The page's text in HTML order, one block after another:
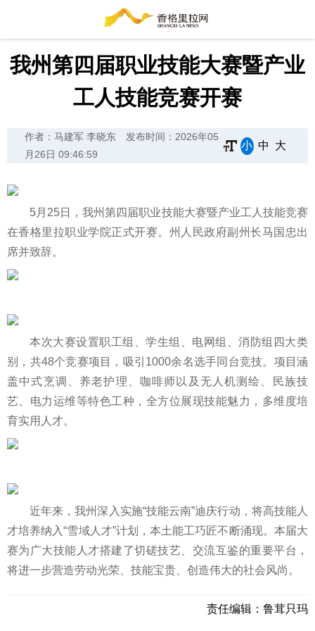
我州第四届职业技能大赛暨产业
工人技能竞赛开赛
作者：马建军 李晓东
发布时间：2026年05
月26日 09:46:59
小 中 大
5月25日，我州第四届职业技能大赛暨产业工人技能竞赛
在香格里拉职业学院正式开赛。州人民政府副州长马国忠出
席并致辞。
本次大赛设置职工组、学生组、电网组、消防组四大类
别，共48个竞赛项目，吸引1000余名选手同台竞技。项目涵
盖中式烹调、养老护理、咖啡师以及无人机测绘、民族技
艺、电力运维等特色工种，全方位展现技能魅力，多维度培
育实用人才。
近年来，我州深入实施“技能云南”迪庆行动，将高技能人
才培养纳入“雪域人才”计划，本土能工巧匠不断涌现。本届大
赛为广大技能人才搭建了切磋技艺、交流互鉴的重要平台，
将进一步营造劳动光荣、技能宝贵、创造伟大的社会风尚。
责任编辑： 鲁茸只玛